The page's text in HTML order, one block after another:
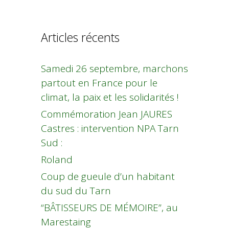
Articles récents
Samedi 26 septembre, marchons
partout en France pour le
climat, la paix et les solidarités !
Commémoration Jean JAURES
Castres : intervention NPA Tarn
Sud :
Roland
Coup de gueule d’un habitant
du sud du Tarn
“BÂTISSEURS DE MÉMOIRE”, au
Marestaing